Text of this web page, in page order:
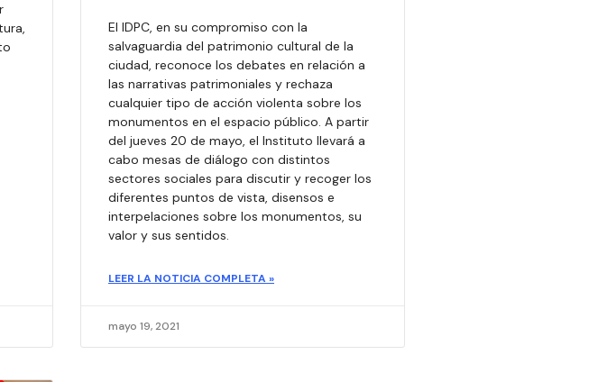
El IDPC, en su compromiso con la
salvaguardia del patrimonio cultural de la
ciudad, reconoce los debates en relación a
las narrativas patrimoniales y rechaza
cualquier tipo de acción violenta sobre los
monumentos en el espacio público. A partir
del jueves 20 de mayo, el Instituto llevará a
cabo mesas de diálogo con distintos
sectores sociales para discutir y recoger los
diferentes puntos de vista, disensos e
interpelaciones sobre los monumentos, su
valor y sus sentidos.
LEER LA NOTICIA COMPLETA »
mayo 19, 2021